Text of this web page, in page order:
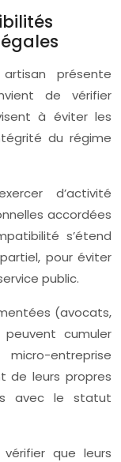
présente
de vérifier
à éviter les
du régime
d’activité
accordées
s’étend
pour éviter
public.
(avocats,
cumuler
entreprise
de leurs propres
avec le statut
que leurs